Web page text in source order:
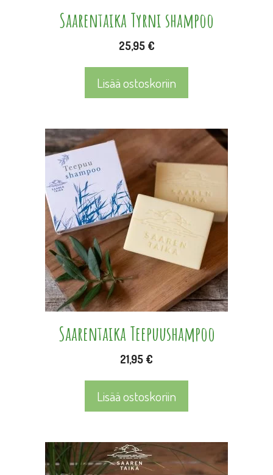
Saarentaika Tyrni shampoo
25,95 €
Lisää ostoskoriin
Saarentaika Teepuushampoo
21,95 €
Lisää ostoskoriin